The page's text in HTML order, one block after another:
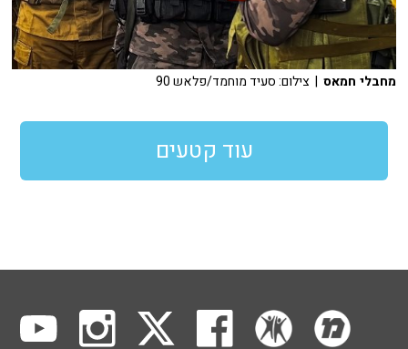
מחבלי חמאס | צילום: סעיד מוחמד/פלאש 90
עוד קטעים